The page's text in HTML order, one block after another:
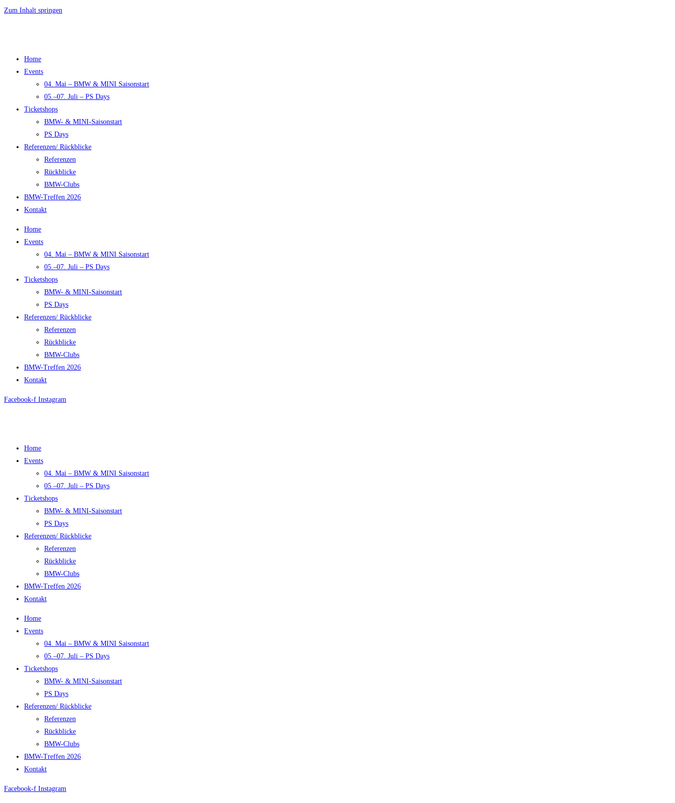
Zum Inhalt springen
Home
Events
04. Mai – BMW & MINI Saisonstart
05.–07. Juli – PS Days
Ticketshops
BMW- & MINI-Saisonstart
PS Days
Referenzen/ Rückblicke
Referenzen
Rückblicke
BMW-Clubs
BMW-Treffen 2026
Kontakt
Home
Events
04. Mai – BMW & MINI Saisonstart
05.–07. Juli – PS Days
Ticketshops
BMW- & MINI-Saisonstart
PS Days
Referenzen/ Rückblicke
Referenzen
Rückblicke
BMW-Clubs
BMW-Treffen 2026
Kontakt
Facebook-f Instagram
Home
Events
04. Mai – BMW & MINI Saisonstart
05.–07. Juli – PS Days
Ticketshops
BMW- & MINI-Saisonstart
PS Days
Referenzen/ Rückblicke
Referenzen
Rückblicke
BMW-Clubs
BMW-Treffen 2026
Kontakt
Home
Events
04. Mai – BMW & MINI Saisonstart
05.–07. Juli – PS Days
Ticketshops
BMW- & MINI-Saisonstart
PS Days
Referenzen/ Rückblicke
Referenzen
Rückblicke
BMW-Clubs
BMW-Treffen 2026
Kontakt
Facebook-f Instagram